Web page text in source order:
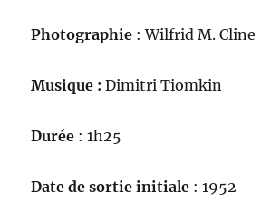
Photographie : Wilfrid M. Cline
Musique : Dimitri Tiomkin
Durée : 1h25
Date de sortie initiale : 1952